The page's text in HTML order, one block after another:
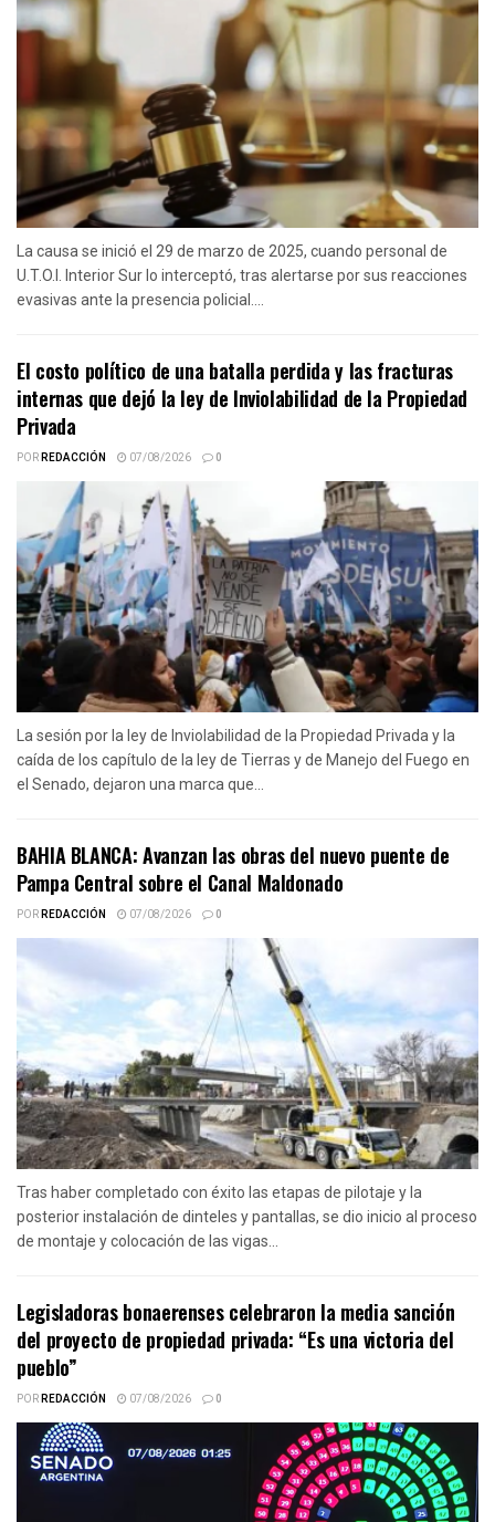
La causa se inició el 29 de marzo de 2025, cuando personal de
U.T.O.I. Interior Sur lo interceptó, tras alertarse por sus reacciones
evasivas ante la presencia policial....
El costo político de una batalla perdida y las fracturas
internas que dejó la ley de Inviolabilidad de la Propiedad
Privada
PORREDACCIÓN 07/08/2026 0
La sesión por la ley de Inviolabilidad de la Propiedad Privada y la
caída de los capítulo de la ley de Tierras y de Manejo del Fuego en
el Senado, dejaron una marca que...
BAHIA BLANCA: Avanzan las obras del nuevo puente de
Pampa Central sobre el Canal Maldonado
PORREDACCIÓN 07/08/2026 0
Tras haber completado con éxito las etapas de pilotaje y la
posterior instalación de dinteles y pantallas, se dio inicio al proceso
de montaje y colocación de las vigas...
Legisladoras bonaerenses celebraron la media sanción
del proyecto de propiedad privada: “Es una victoria del
pueblo”
PORREDACCIÓN 07/08/2026 0